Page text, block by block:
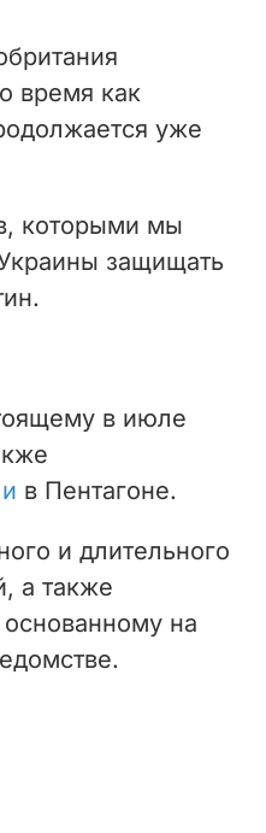
время как
уже
которыми мы
защищать
в июле
в Пентагоне.
и длительного
а также
на